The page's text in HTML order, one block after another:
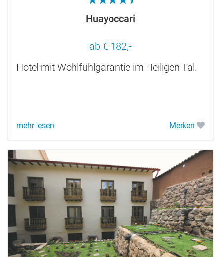
Huayoccari
ab € 182,-
Hotel mit Wohlfühlgarantie im Heiligen Tal.
mehr lesen Merken